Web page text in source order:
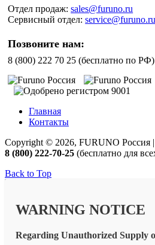
Отдел продаж:sales@furuno.ru
Сервисный отдел:service@furuno.ru
Позвоните нам:
8 (800) 222 70 25 (бесплатно по РФ)
Главная
Контакты
Copyright © 2026, FURUNO Россия
8 (800) 222-70-25 (бесплатно для
Back to Top
WARNING NOTICE
Regarding Unauthorized Supply